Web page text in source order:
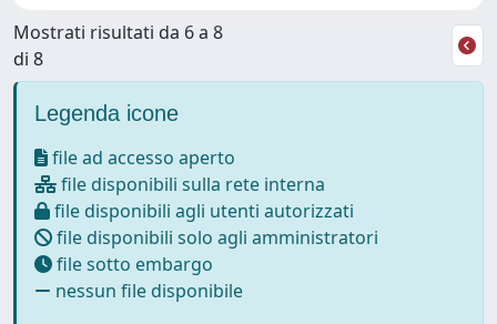
Mostrati risultati da 6 a 8
di 8
Legenda icone
file ad accesso aperto
file disponibili sulla rete interna
file disponibili agli utenti autorizzati
file disponibili solo agli amministratori
file sotto embargo
nessun file disponibile